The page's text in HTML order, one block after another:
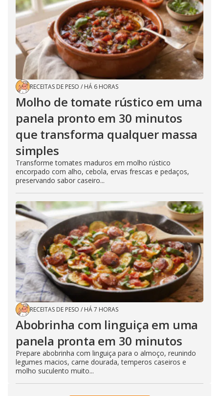
RECEITAS DE PESO / HÁ 6 HORAS
Molho de tomate rústico em uma
panela pronto em 30 minutos
que transforma qualquer massa
simples
Transforme tomates maduros em molho rústico
encorpado com alho, cebola, ervas frescas e pedaços,
preservando sabor caseiro...
RECEITAS DE PESO / HÁ 7 HORAS
Abobrinha com linguiça em uma
panela pronta em 30 minutos
Prepare abobrinha com linguiça para o almoço, reunindo
legumes macios, carne dourada, temperos caseiros e
molho suculento muito...